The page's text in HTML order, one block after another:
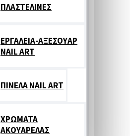
ΠΛΑΣΤΕΛΙΝΕΣ
ΕΡΓΑΛΕΙΑ-ΑΞΕΣΟΥΑΡ
NAIL ART
ΠΙΝΕΛΑ NAIL ART
ΧΡΩΜΑΤΑ
ΑΚΟΥΑΡΕΛΑΣ